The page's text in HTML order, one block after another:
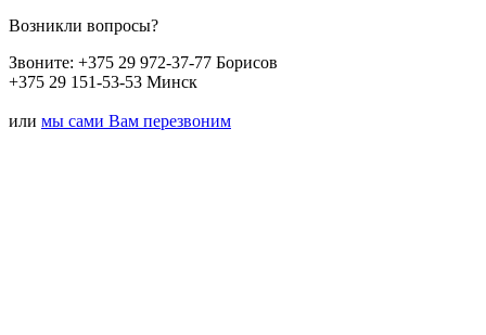
Возникли вопросы?
Звоните: +375 29 972-37-77 Борисов
+375 29 151-53-53 Минск
или мы сами Вам перезвоним